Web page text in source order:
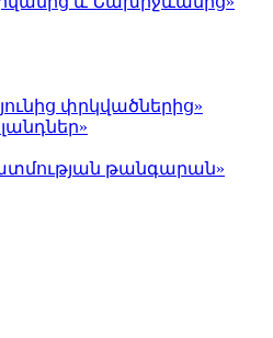
փրկվածներից»
թանգարան»